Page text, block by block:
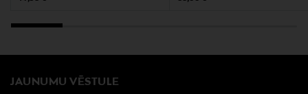
Tekla, spilvendrāna, perkala kokvilna, organiskā
JAUNUMU VĒSTULE